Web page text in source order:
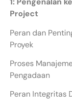
Project
Peran dan
Proyek
Proses
Pengadaan
Peran Integritas